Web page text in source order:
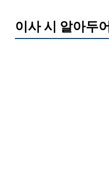
이사 시 알아두